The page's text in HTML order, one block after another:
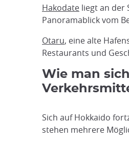
Hakodate liegt an der
Panoramablick vom
Otaru, eine alte
Restaurants und
Wie man
Sich auf Hokkaido
stehen mehrere